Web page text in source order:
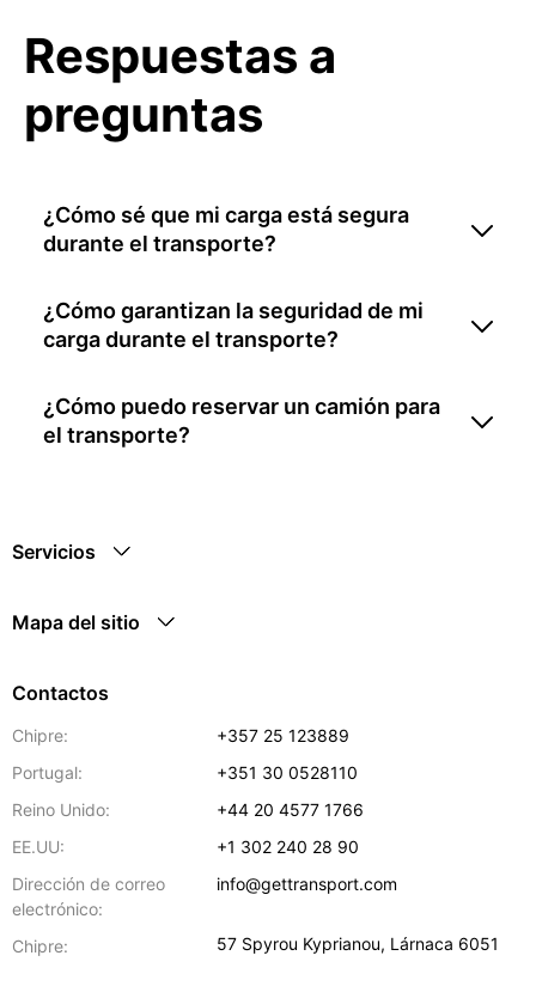
Respuestas a
preguntas
¿Cómo sé que mi carga está segura
durante el transporte?
¿Cómo garantizan la seguridad de mi
carga durante el transporte?
¿Cómo puedo reservar un camión para
el transporte?
Servicios
Mapa del sitio
Contactos
Chipre:
+357 25 123889
Portugal:
+351 30 0528110
Reino Unido:
+44 20 4577 1766
EE.UU:
+1 302 240 28 90
Dirección de correo
electrónico:
info@gettransport.com
Chipre: 57 Spyrou Kyprianou, Lárnaca 6051